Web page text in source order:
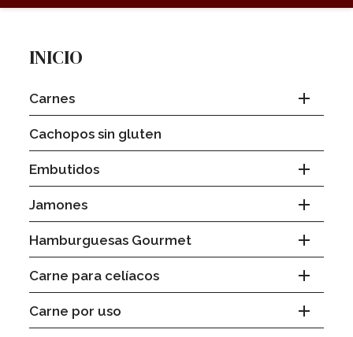
INICIO
Carnes 
Cachopos sin gluten
Embutidos 
Jamones 
Hamburguesas Gourmet 
Carne para celíacos 
Carne por uso 